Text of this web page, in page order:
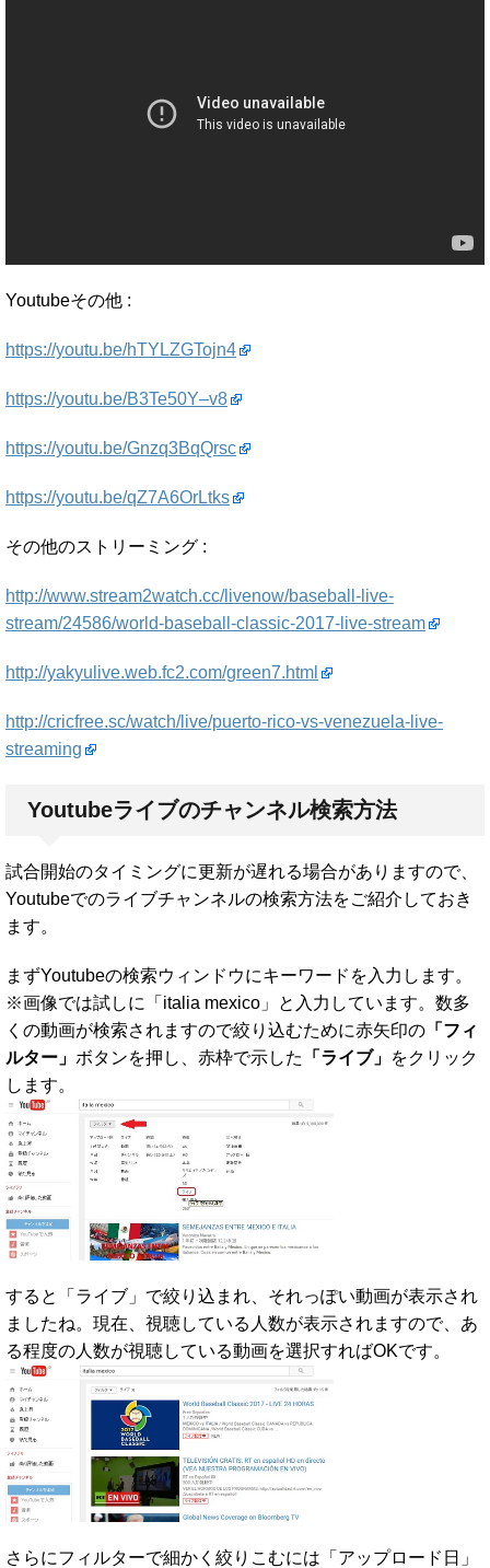
Youtubeその他 :
https://youtu.be/hTYLZGTojn4
https://youtu.be/B3Te50Y–v8
https://youtu.be/Gnzq3BqQrsc
https://youtu.be/qZ7A6OrLtks
その他のストリーミング :
http://www.stream2watch.cc/livenow/baseball-live-
stream/24586/world-baseball-classic-2017-live-stream
http://yakyulive.web.fc2.com/green7.html
http://cricfree.sc/watch/live/puerto-rico-vs-venezuela-live-
streaming
Youtubeライブのチャンネル検索方法
試合開始のタイミングに更新が遅れる場合がありますので、
Youtubeでのライブチャンネルの検索方法をご紹介しておき
ます。
まずYoutubeの検索ウィンドウにキーワードを入力します。
※画像では試しに「italia mexico」と入力しています。数多
くの動画が検索されますので絞り込むために赤矢印の 「フィ
ルター」 ボタンを押し、赤枠で示した 「ライブ」 をクリック
します。
すると「ライブ」で絞り込まれ、それっぽい動画が表示され
ましたね。現在、視聴している人数が表示されますので、あ
る程度の人数が視聴している動画を選択すればOKです。
さらにフィルターで細かく絞りこむには「アップロード日」